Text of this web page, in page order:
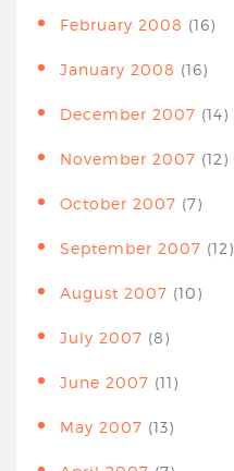
February 2008 (16)
January 2008 (16)
December 2007 (14)
November 2007 (12)
October 2007 (7)
September 2007 (12)
August 2007 (10)
July 2007 (8)
June 2007 (11)
May 2007 (13)